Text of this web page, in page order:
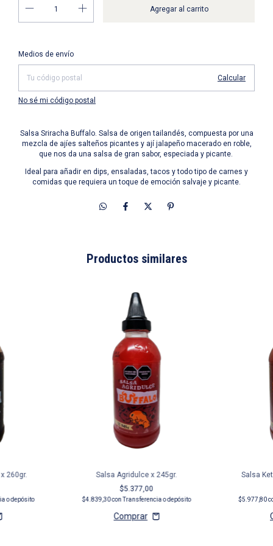
Entregas para el CP:
Medios de envío
Calcular
No sé mi código postal
Salsa Sriracha Buffalo. Salsa de origen tailandés, compuesta por una
mezcla de ajíes salteños picantes y ají jalapeño macerado en roble,
que nos da una salsa de gran sabor, especiada y picante.
Ideal para añadir en dips, ensaladas, tacos y todo tipo de carnes y
comidas que requiera un toque de emoción salvaje y picante.
Productos similares
260gr.
o depósito
Salsa Agridulce x 245gr.
$5.377,00
$4.839,30con Transferencia o depósito
Salsa
$5.977,80